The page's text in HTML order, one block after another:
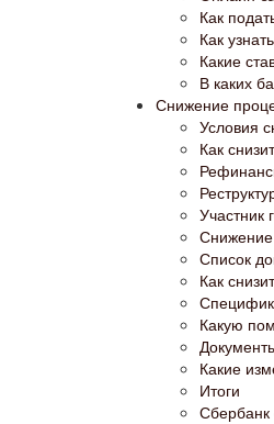
Как
Как
Какие
В каких
Снижение
Условия
Как
Участник
Снижение
Список
Как
Какую
Какие
Итоги
Сбербанк